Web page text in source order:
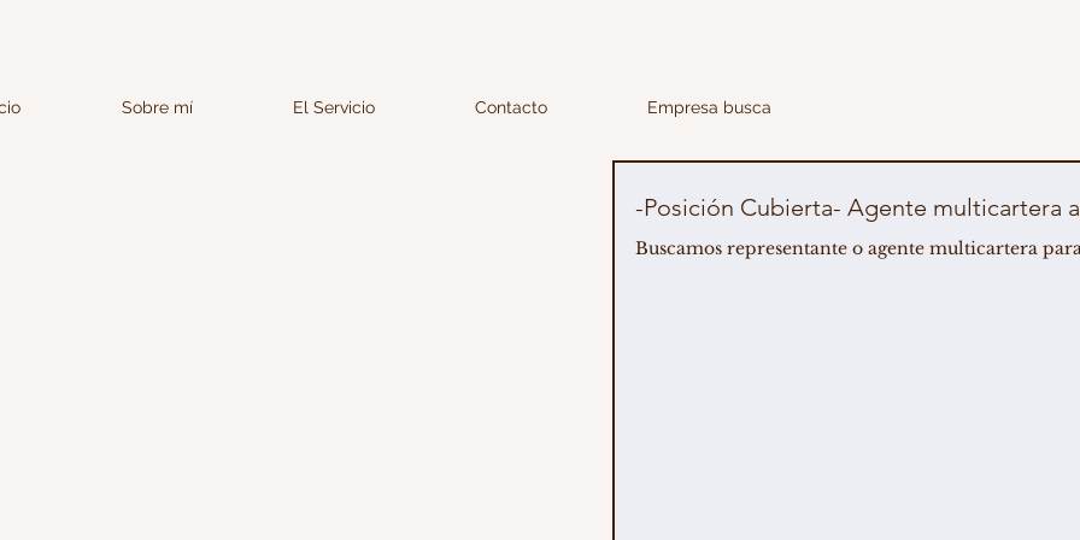
Sobre mí El Servicio Contacto Empresa busca
-Posición Cubierta- Agente multicartera
Buscamos representante o agente multicartera